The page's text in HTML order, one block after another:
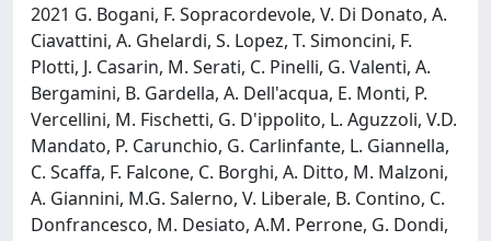
2021 G. Bogani, F. Sopracordevole, V. Di Donato, A.
Ciavattini, A. Ghelardi, S. Lopez, T. Simoncini, F.
Plotti, J. Casarin, M. Serati, C. Pinelli, G. Valenti, A.
Bergamini, B. Gardella, A. Dell'acqua, E. Monti, P.
Vercellini, M. Fischetti, G. D'ippolito, L. Aguzzoli, V.D.
Mandato, P. Carunchio, G. Carlinfante, L. Giannella,
C. Scaffa, F. Falcone, C. Borghi, A. Ditto, M. Malzoni,
A. Giannini, M.G. Salerno, V. Liberale, B. Contino, C.
Donfrancesco, M. Desiato, A.M. Perrone, G. Dondi,